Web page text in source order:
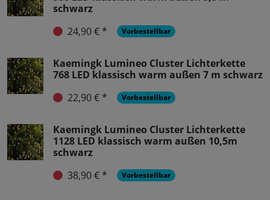
schwarz
24,90 € *
Vorbestellbar
Kaemingk Lumineo Cluster Lichterkette
768 LED klassisch warm außen 7 m schwarz
22,90 € *
Vorbestellbar
Kaemingk Lumineo Cluster Lichterkette
1128 LED klassisch warm außen 10,5m
schwarz
38,90 € *
Vorbestellbar